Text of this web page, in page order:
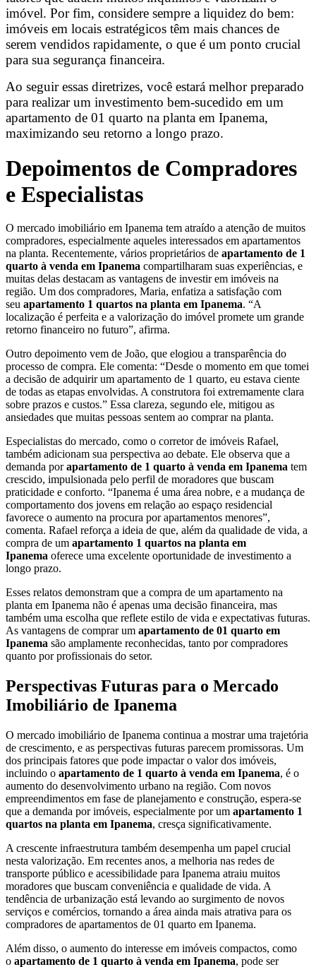
imóvel. Por fim, considere sempre a liquidez do bem:
imóveis em locais estratégicos têm mais chances de
serem vendidos rapidamente, o que é um ponto crucial
para sua segurança financeira.
Ao seguir essas diretrizes, você estará melhor preparado
para realizar um investimento bem-sucedido em um
apartamento de 01 quarto na planta em Ipanema,
maximizando seu retorno a longo prazo.
Depoimentos de Compradores
e Especialistas
O mercado imobiliário em Ipanema tem atraído a atenção de muitos
compradores, especialmente aqueles interessados em apartamentos
na planta. Recentemente, vários proprietários de apartamento de 1
quarto à venda em Ipanema compartilharam suas experiências, e
muitas delas destacam as vantagens de investir em imóveis na
região. Um dos compradores, Maria, enfatiza a satisfação com
seu apartamento 1 quartos na planta em Ipanema. “A
localização é perfeita e a valorização do imóvel promete um grande
retorno financeiro no futuro”, afirma.
Outro depoimento vem de João, que elogiou a transparência do
processo de compra. Ele comenta: “Desde o momento em que tomei
a decisão de adquirir um apartamento de 1 quarto, eu estava ciente
de todas as etapas envolvidas. A construtora foi extremamente clara
sobre prazos e custos.” Essa clareza, segundo ele, mitigou as
ansiedades que muitas pessoas sentem ao comprar na planta.
Especialistas do mercado, como o corretor de imóveis Rafael,
também adicionam sua perspectiva ao debate. Ele observa que a
demanda porapartamento de 1 quarto à venda em Ipanema tem
crescido, impulsionada pelo perfil de moradores que buscam
praticidade e conforto. “Ipanema é uma área nobre, e a mudança de
comportamento dos jovens em relação ao espaço residencial
favorece o aumento na procura por apartamentos menores”,
comenta. Rafael reforça a ideia de que, além da qualidade de vida, a
compra de um apartamento 1 quartos na planta em
Ipanema oferece uma excelente oportunidade de investimento a
longo prazo.
Esses relatos demonstram que a compra de um apartamento na
planta em Ipanema não é apenas uma decisão financeira, mas
também uma escolha que reflete estilo de vida e expectativas futuras.
As vantagens de comprar um apartamento de 01 quarto em
Ipanema são amplamente reconhecidas, tanto por compradores
quanto por profissionais do setor.
Perspectivas Futuras para o Mercado
Imobiliário de Ipanema
O mercado imobiliário de Ipanema continua a mostrar uma trajetória
de crescimento, e as perspectivas futuras parecem promissoras. Um
dos principais fatores que pode impactar o valor dos imóveis,
incluindo o apartamento de 1 quarto à venda em Ipanema, é o
aumento do desenvolvimento urbano na região. Com novos
empreendimentos em fase de planejamento e construção, espera-se
que a demanda por imóveis, especialmente por um apartamento 1
quartos na planta em Ipanema, cresça significativamente.
A crescente infraestrutura também desempenha um papel crucial
nesta valorização. Em recentes anos, a melhoria nas redes de
transporte público e acessibilidade para Ipanema atraiu muitos
moradores que buscam conveniência e qualidade de vida. A
tendência de urbanização está levando ao surgimento de novos
serviços e comércios, tornando a área ainda mais atrativa para os
compradores de apartamentos de 01 quarto em Ipanema.
Além disso, o aumento do interesse em imóveis compactos, como
o apartamento de 1 quarto à venda em Ipanema, pode ser